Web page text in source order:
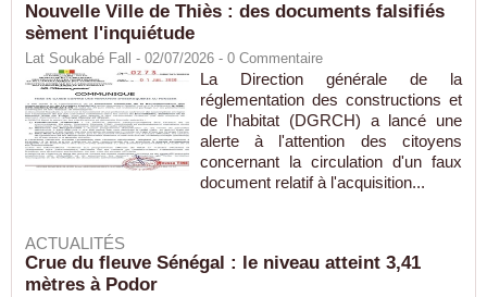
Nouvelle Ville de Thiès : des documents falsifiés
sèment l'inquiétude
Lat Soukabé Fall - 02/07/2026 - 0 Commentaire
La Direction générale de la
réglementation des constructions et
de l'habitat (DGRCH) a lancé une
alerte à l'attention des citoyens
concernant la circulation d'un faux
document relatif à l'acquisition...
ACTUALITÉS
Crue du fleuve Sénégal : le niveau atteint 3,41
mètres à Podor